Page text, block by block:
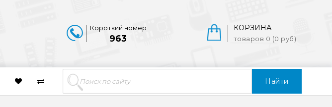
Найти
КОРЗИНА
товаров 0 (0 руб)
Короткий номер
963